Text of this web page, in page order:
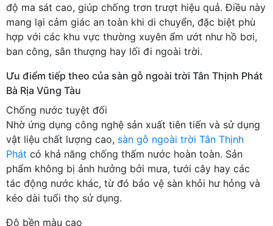
độ ma sát cao, giúp chống trơn trượt hiệu quả. Điều này
mang lại cảm giác an toàn khi di chuyển, đặc biệt phù
hợp với các khu vực thường xuyên ẩm ướt như hồ bơi,
ban công, sân thượng hay lối đi ngoài trời.
Ưu điểm tiếp theo của sàn gỗ ngoài trời Tân Thịnh Phát
Bà Rịa Vũng Tàu
Chống nước tuyệt đối
Nhờ ứng dụng công nghệ sản xuất tiên tiến và sử dụng
vật liệu chất lượng cao, sàn gỗ ngoài trời Tân Thịnh
Phát có khả năng chống thấm nước hoàn toàn. Sản
phẩm không bị ảnh hưởng bởi mưa, tưới cây hay các
tác động nước khác, từ đó bảo vệ sàn khỏi hư hỏng và
kéo dài tuổi thọ sử dụng.
Độ bền màu cao